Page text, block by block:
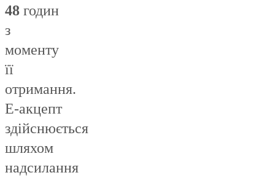
48 годин
з
моменту
її
отримання.
Е-акцепт
здійснюється
шляхом
надсилання